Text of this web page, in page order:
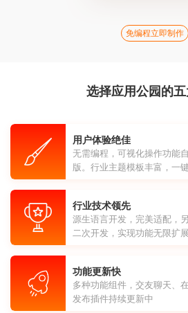
免编程立即制作
选择应用公园的
用户体验绝佳
无需编程，可视化操作功能
版。行业主题模板丰富，一
行业技术领先
源生语言开发，完美适配，
二次开发，实现功能无限扩展
功能更新快
多种功能组件，交友聊天、
发布插件持续更新中